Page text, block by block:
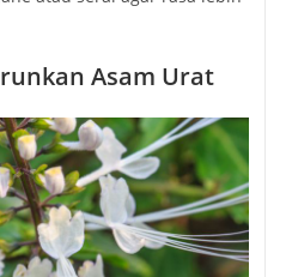
Asam Urat